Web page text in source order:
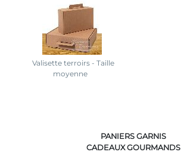
Valisette terroirs - Taille
moyenne
PANIERS GARNIS
CADEAUX GOURMANDS